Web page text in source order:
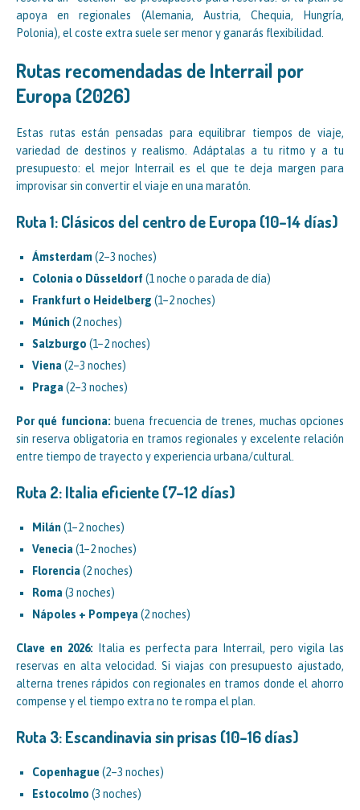
apoya en regionales (Alemania, Austria, Chequia, Hungría,
Polonia), el coste extra suele ser menor y ganarás flexibilidad.
Rutas recomendadas de Interrail por
Europa (2026)
Estas rutas están pensadas para equilibrar tiempos de viaje,
variedad de destinos y realismo. Adáptalas a tu ritmo y a tu
presupuesto: el mejor Interrail es el que te deja margen para
improvisar sin convertir el viaje en una maratón.
Ruta 1: Clásicos del centro de Europa (10–14 días)
Ámsterdam(2–3 noches)
Colonia o Düsseldorf (1 noche o parada de día)
Frankfurt o Heidelberg (1–2 noches)
Múnich(2 noches)
Salzburgo (1–2 noches)
Viena (2–3 noches)
Praga (2–3 noches)
Por qué funciona: buena frecuencia de trenes, muchas opciones
sin reserva obligatoria en tramos regionales y excelente relación
entre tiempo de trayecto y experiencia urbana/cultural.
Ruta 2: Italia eficiente (7–12 días)
Milán(1–2 noches)
Venecia (1–2 noches)
Florencia (2 noches)
Roma (3 noches)
Nápoles + Pompeya (2 noches)
Clave en 2026: Italia es perfecta para Interrail, pero vigila las
reservas en alta velocidad. Si viajas con presupuesto ajustado,
alterna trenes rápidos con regionales en tramos donde el ahorro
compense y el tiempo extra no te rompa el plan.
Ruta 3: Escandinavia sin prisas (10–16 días)
Copenhague(2–3 noches)
Estocolmo (3 noches)